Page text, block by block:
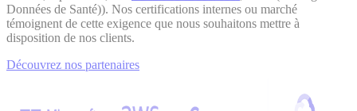
Données de Santé)). Nos certifications internes ou marché
témoignent de cette exigence que nous souhaitons mettre à
disposition de nos clients.
Découvrez nos partenaires